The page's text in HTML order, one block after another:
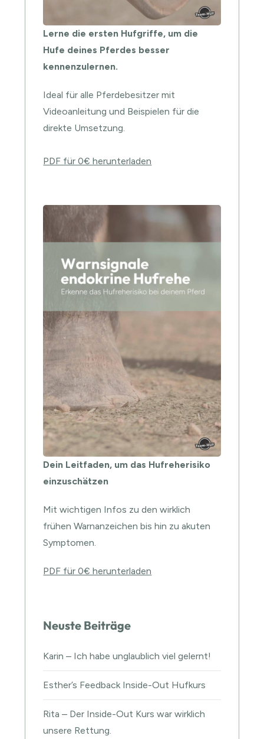
Lerne die ersten Hufgriffe, um die
Hufe deines Pferdes besser
kennenzulernen.
Ideal für alle Pferdebesitzer mit
Videoanleitung und Beispielen für die
direkte Umsetzung.
PDF für 0€ herunterladen
Dein Leitfaden, um das Hufreherisiko
einzuschätzen
Mit wichtigen Infos zu den wirklich
frühen Warnanzeichen bis hin zu akuten
Symptomen.
PDF für 0€ herunterladen
Neuste Beiträge
Karin – Ich habe unglaublich viel gelernt!
Esther’s Feedback Inside-Out Hufkurs
Rita – Der Inside-Out Kurs war wirklich
unsere Rettung.